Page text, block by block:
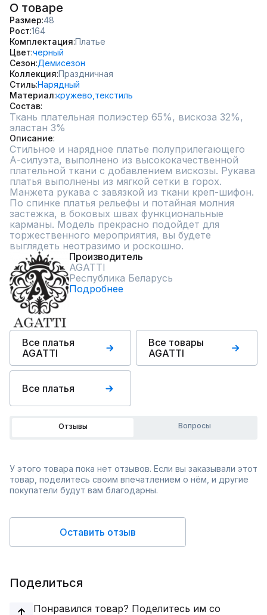
О товаре
Размер 48
Рост 164
Комплектация Платье
Цвет черный
Сезон Демисезон
Коллекция Праздничная
СтильНарядный
Материал кружево, текстиль
Состав
Ткань плательная полиэстер 65%, вискоза 32%,
эластан 3%
Описание
Стильное и нарядное платье полуприлегающего
А-силуэта, выполнено из высококачественной
плательной ткани с добавлением вискозы. Рукава
платья выполнены из мягкой сетки в горох.
Манжета рукава с завязкой из ткани креп-шифон.
По спинке платья рельефы и потайная молния
застежка, в боковых швах функциональные
карманы. Модель прекрасно подойдет для
торжественного мероприятия, вы будете
выглядеть неотразимо и роскошно.
Производитель
AGATTI
Республика Беларусь
Подробнее
Все платья
AGATTI
Все товары
AGATTI
Все платья
Отзывы Вопросы
У этого товара пока нет отзывов. Если вы заказывали этот
товар, поделитесь своим впечатлением о нём, и другие
покупатели будут вам благодарны.
Оставить отзыв
Поделиться
Понравился товар? Поделитесь им со